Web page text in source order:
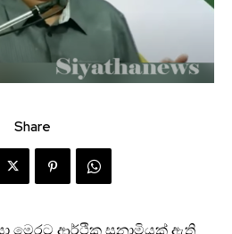
Share
මෙරට ආර්ථික සුනාමියක් ඇති